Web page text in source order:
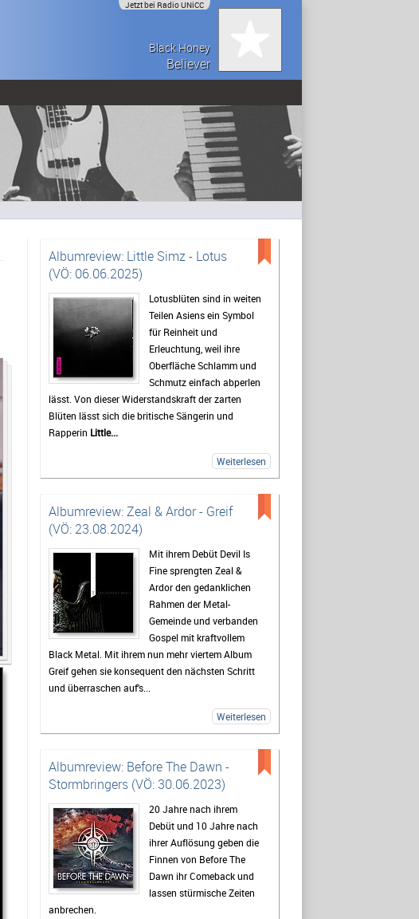
Jetzt bei Radio UNiCC
Black Honey
Believer
Albumreview: Little Simz - Lotus
(VÖ: 06.06.2025)
Lotusblüten sind in weiten
Teilen Asiens ein Symbol
für Reinheit und
Erleuchtung, weil ihre
Oberfläche Schlamm und
Schmutz einfach abperlen
lässt. Von dieser Widerstandskraft der zarten
Blüten lässt sich die britische Sängerin und
Rapperin Little...
Weiterlesen
Albumreview: Zeal & Ardor - Greif
(VÖ: 23.08.2024)
Mit ihrem Debüt Devil Is
Fine sprengten Zeal &
Ardor den gedanklichen
Rahmen der Metal-
Gemeinde und verbanden
Gospel mit kraftvollem
Black Metal. Mit ihrem nun mehr viertem Album
Greif gehen sie konsequent den nächsten Schritt
und überraschen auf's...
Weiterlesen
Albumreview: Before The Dawn -
Stormbringers (VÖ: 30.06.2023)
20 Jahre nach ihrem
Debüt und 10 Jahre nach
ihrer Auflösung geben die
Finnen von Before The
Dawn ihr Comeback und
lassen stürmische Zeiten
anbrechen.